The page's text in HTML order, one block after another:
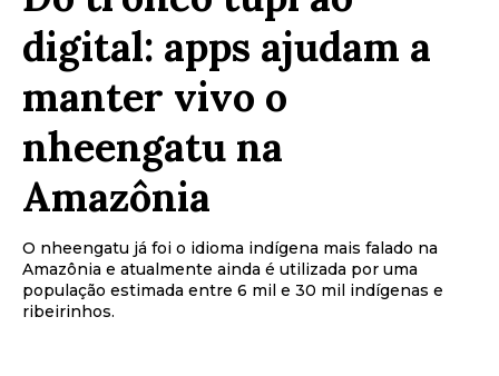
digital: apps ajudam a
manter vivo o
nheengatu na
Amazônia
O nheengatu já foi o idioma indígena mais falado na
Amazônia e atualmente ainda é utilizada por uma
população estimada entre 6 mil e 30 mil indígenas e
ribeirinhos.